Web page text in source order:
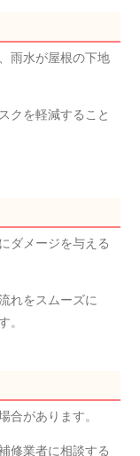
雨水が屋根の下地
クを軽減すること
ダメージを与える
れをスムーズに
。
合があります。
修業者に相談する